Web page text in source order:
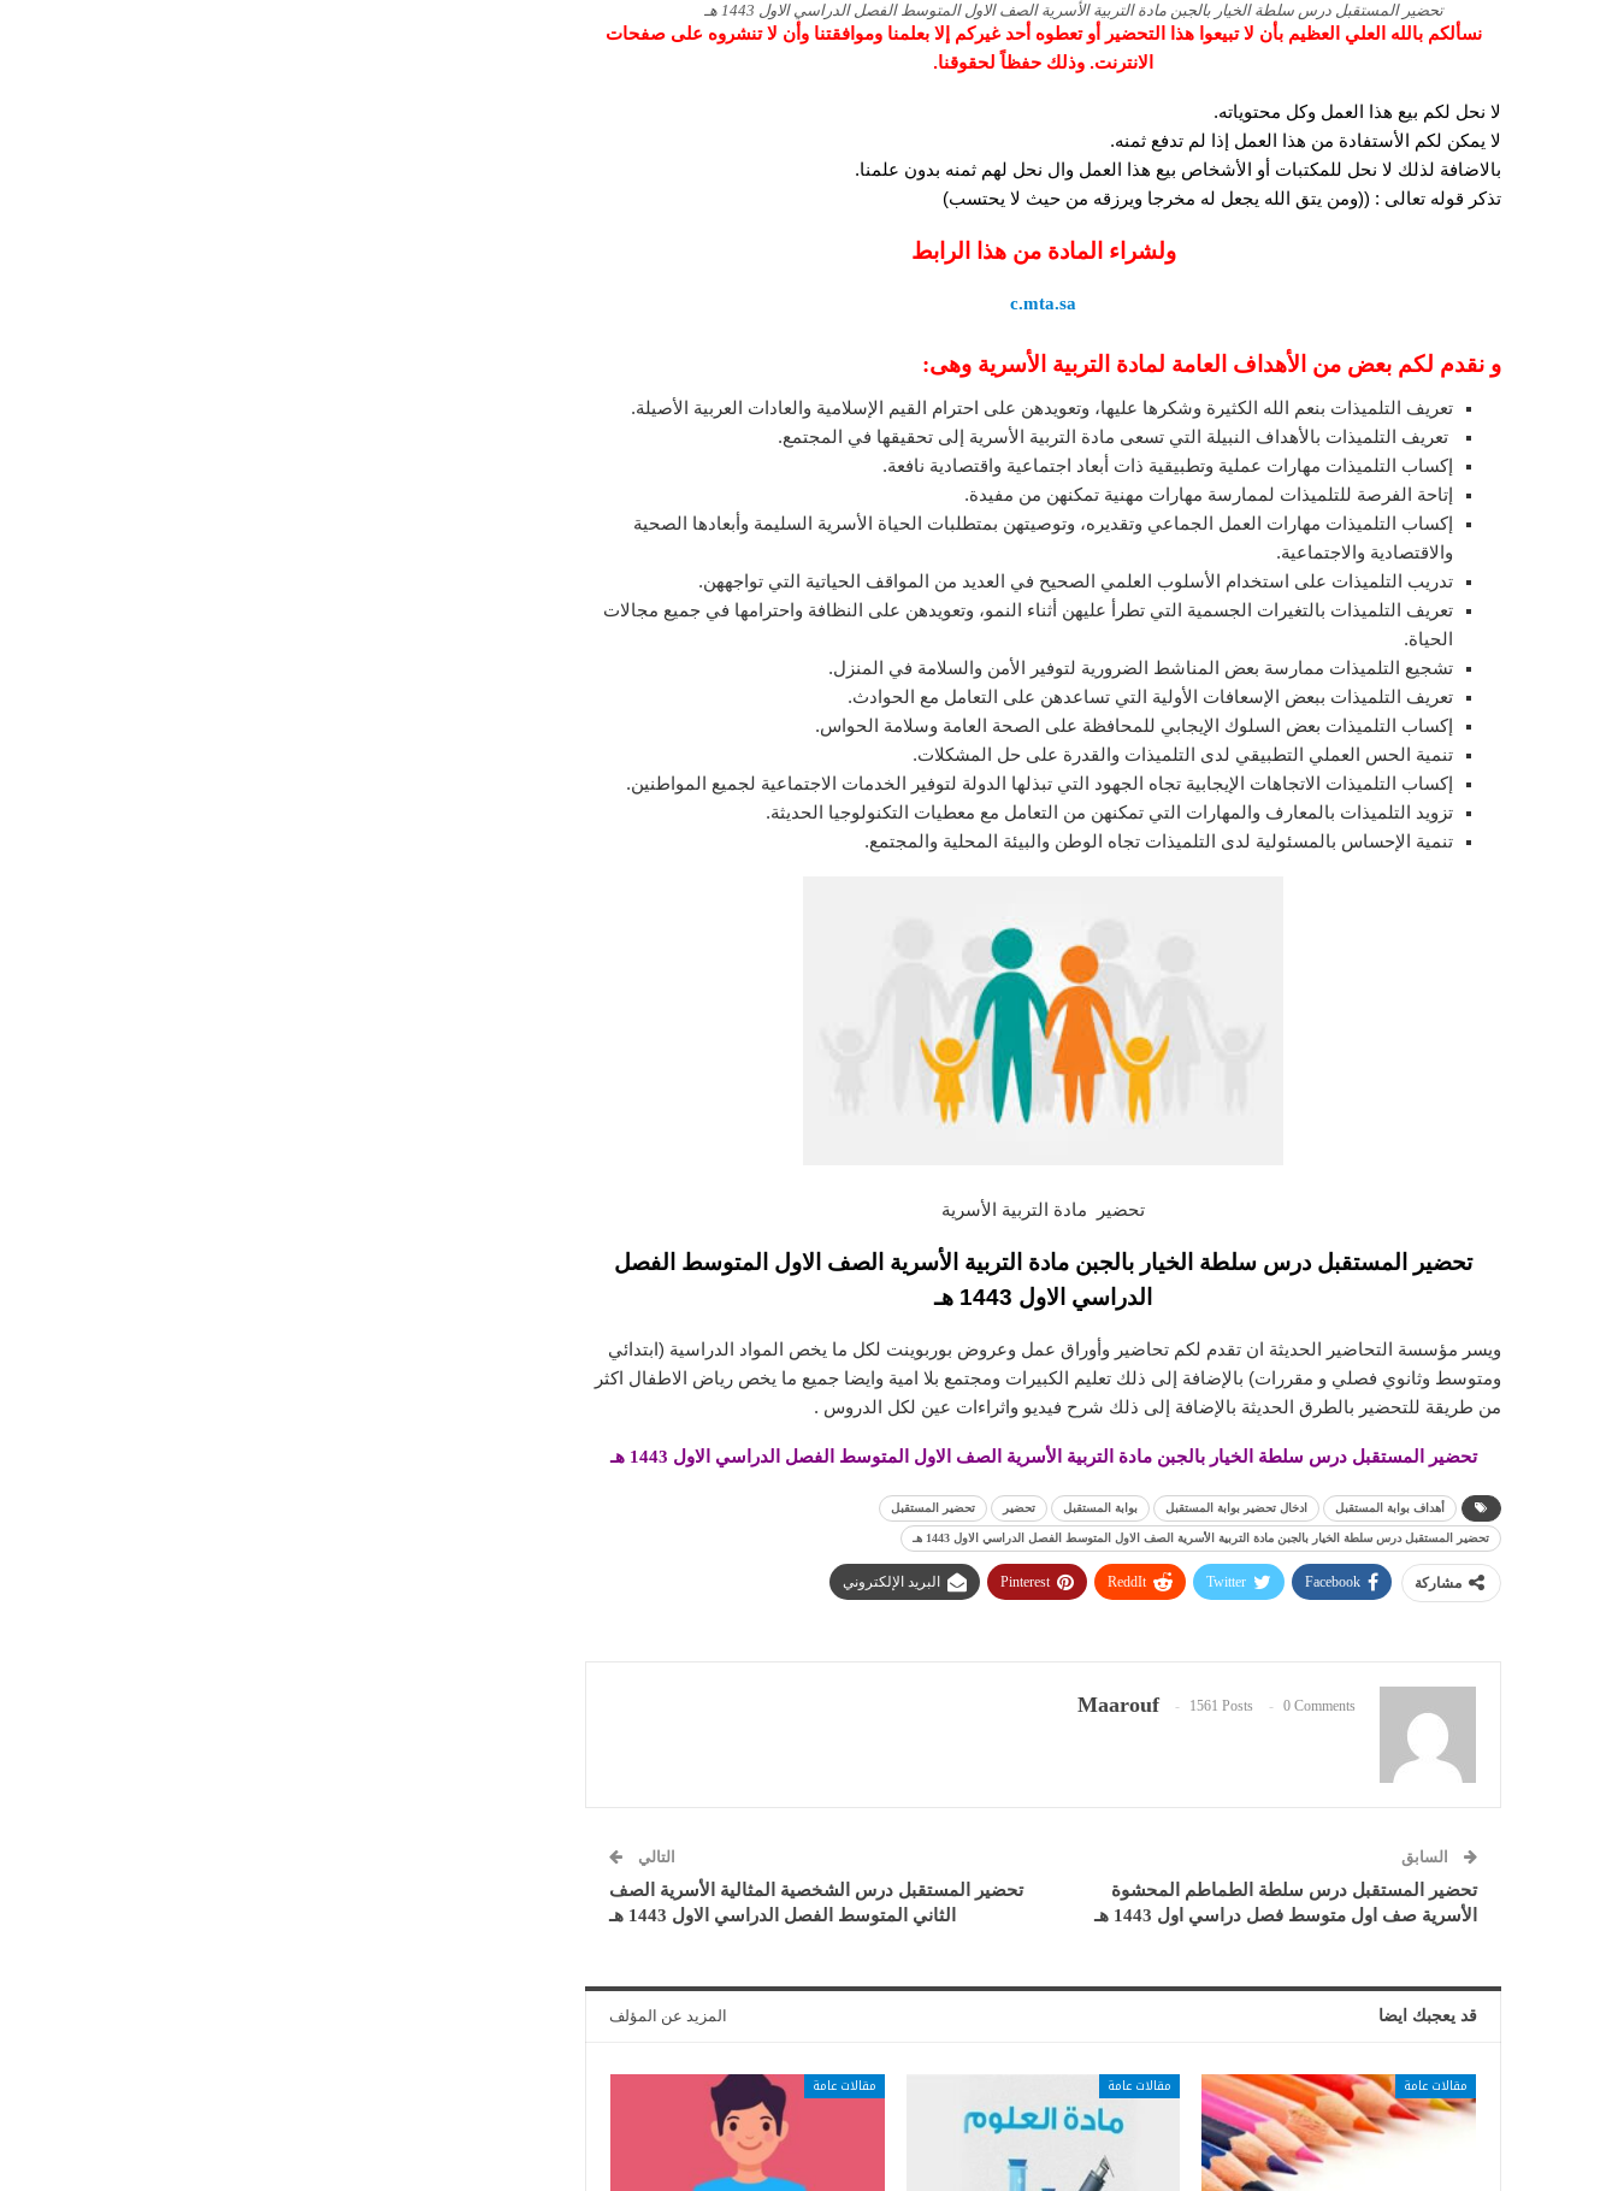
تحضير المستقبل درس سلطة الخيار بالجبن مادة التربية الأسرية الصف الاول المتوسط الفصل الدراسي الاول 1443 هـ
نسألكم بالله العلي العظيم بأن لا تبيعوا هذا التحضير أو تعطوه أحد غيركم إلا بعلمنا وموافقتنا وأن لا تنشروه على صفحات
الانترنت. وذلك حفظاً لحقوقنا.
لا نحل لكم بيع هذا العمل وكل محتوياته.
لا يمكن لكم الأستفادة من هذا العمل إذا لم تدفع ثمنه.
بالاضافة لذلك لا نحل للمكتبات أو الأشخاص بيع هذا العمل وال نحل لهم ثمنه بدون علمنا.
تذكر قوله تعالى : ((ومن يتق الله يجعل له مخرجا ويرزقه من حيث لا يحتسب)
ولشراء المادة من هذا الرابط
c.mta.sa
و نقدم لكم بعض من الأهداف العامة لمادة التربية الأسرية وهى:
تعريف التلميذات بنعم الله الكثيرة وشكرها عليها، وتعويدهن على احترام القيم الإسلامية والعادات العربية الأصيلة.
تعريف التلميذات بالأهداف النبيلة التي تسعى مادة التربية الأسرية إلى تحقيقها في المجتمع.
إكساب التلميذات مهارات عملية وتطبيقية ذات أبعاد اجتماعية واقتصادية نافعة.
إتاحة الفرصة للتلميذات لممارسة مهارات مهنية تمكنهن من مفيدة.
إكساب التلميذات مهارات العمل الجماعي وتقديره، وتوصيتهن بمتطلبات الحياة الأسرية السليمة وأبعادها الصحية
والاقتصادية والاجتماعية.
تدريب التلميذات على استخدام الأسلوب العلمي الصحيح في العديد من المواقف الحياتية التي تواجههن.
تعريف التلميذات بالتغيرات الجسمية التي تطرأ عليهن أثناء النمو، وتعويدهن على النظافة واحترامها في جميع مجالات
الحياة.
تشجيع التلميذات ممارسة بعض المناشط الضرورية لتوفير الأمن والسلامة في المنزل.
تعريف التلميذات ببعض الإسعافات الأولية التي تساعدهن على التعامل مع الحوادث.
إكساب التلميذات بعض السلوك الإيجابي للمحافظة على الصحة العامة وسلامة الحواس.
تنمية الحس العملي التطبيقي لدى التلميذات والقدرة على حل المشكلات.
إكساب التلميذات الاتجاهات الإيجابية تجاه الجهود التي تبذلها الدولة لتوفير الخدمات الاجتماعية لجميع المواطنين.
تزويد التلميذات بالمعارف والمهارات التي تمكنهن من التعامل مع معطيات التكنولوجيا الحديثة.
تنمية الإحساس بالمسئولية لدى التلميذات تجاه الوطن والبيئة المحلية والمجتمع.
تحضير مادة التربية الأسرية
تحضير المستقبل درس سلطة الخيار بالجبن مادة التربية الأسرية الصف الاول المتوسط الفصل
الدراسي الاول 1443 هـ
ويسر مؤسسة التحاضير الحديثة ان تقدم لكم تحاضير وأوراق عمل وعروض بوربوينت لكل ما يخص المواد الدراسية (ابتدائي
ومتوسط وثانوي فصلي و مقررات) بالإضافة إلى ذلك تعليم الكبيرات ومجتمع بلا امية وايضا جميع ما يخص رياض الاطفال اكثر
من طريقة للتحضير بالطرق الحديثة بالإضافة إلى ذلك شرح فيديو واثراءات عين لكل الدروس .
تحضير المستقبل درس سلطة الخيار بالجبن مادة التربية الأسرية الصف الاول المتوسط الفصل الدراسي الاول 1443 هـ
أهداف بوابة المستقبل ادخال تحضير بوابة المستقبل بوابة المستقبل تحضير تحضير المستقبل
تحضير المستقبل درس سلطة الخيار بالجبن مادة التربية الأسرية الصف الاول المتوسط الفصل الدراسي الاول 1443 هـ
مشاركة Facebook
Twitter
ReddIt
Pinterest البريد الإلكتروني
Maarouf 1561 Posts 0 Comments
السابق
تحضير المستقبل درس سلطة الطماطم المحشوة
الأسرية صف اول متوسط فصل دراسي اول 1443 هـ
التالي
تحضير المستقبل درس الشخصية المثالية الأسرية الصف
الثاني المتوسط الفصل الدراسي الاول 1443 هـ
قد يعجبك ايضا المزيد عن المؤلف
مقالات عامة مقالات عامة مقالات عامة